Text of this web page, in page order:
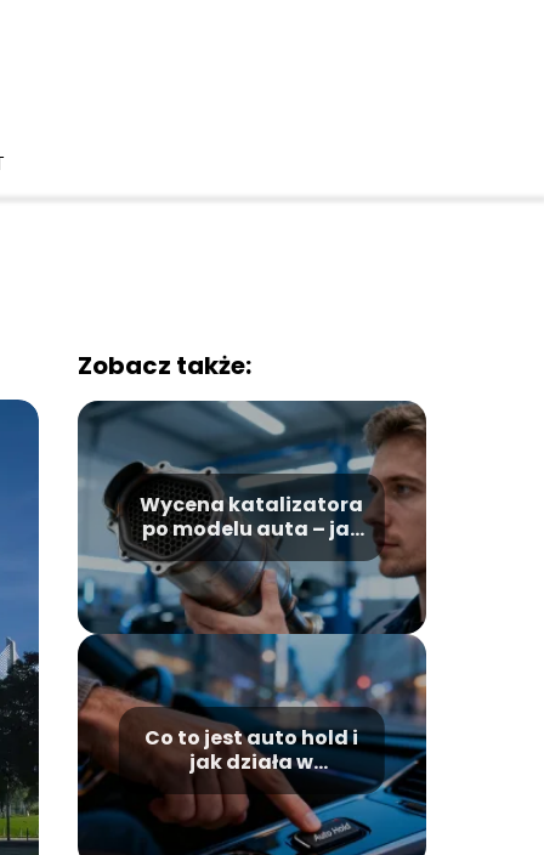
Zobacz także:
Wycena katalizatora
po modelu auta – jak
sprawdzić wartość?
Co to jest auto hold i
jak działa w
samochodzie?